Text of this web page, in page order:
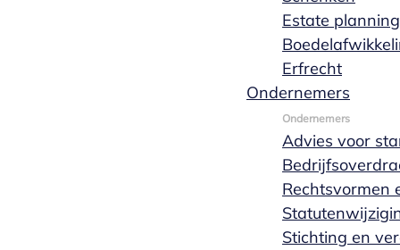
Estate planning
Erfrecht
Ondernemers
Ondernemers
Advies voor
Rechtsvormen
Stichting en
notarissen